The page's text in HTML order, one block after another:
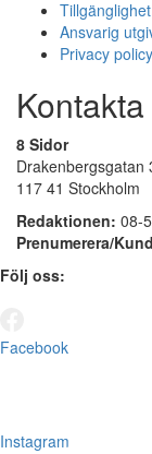
Ansvarig
Privacy
8 Sidor
Drakenbergsgatan
117 41 Stockholm
Redaktionen: 08-
Prenumerera/
Följ oss:
Facebook
Instagram